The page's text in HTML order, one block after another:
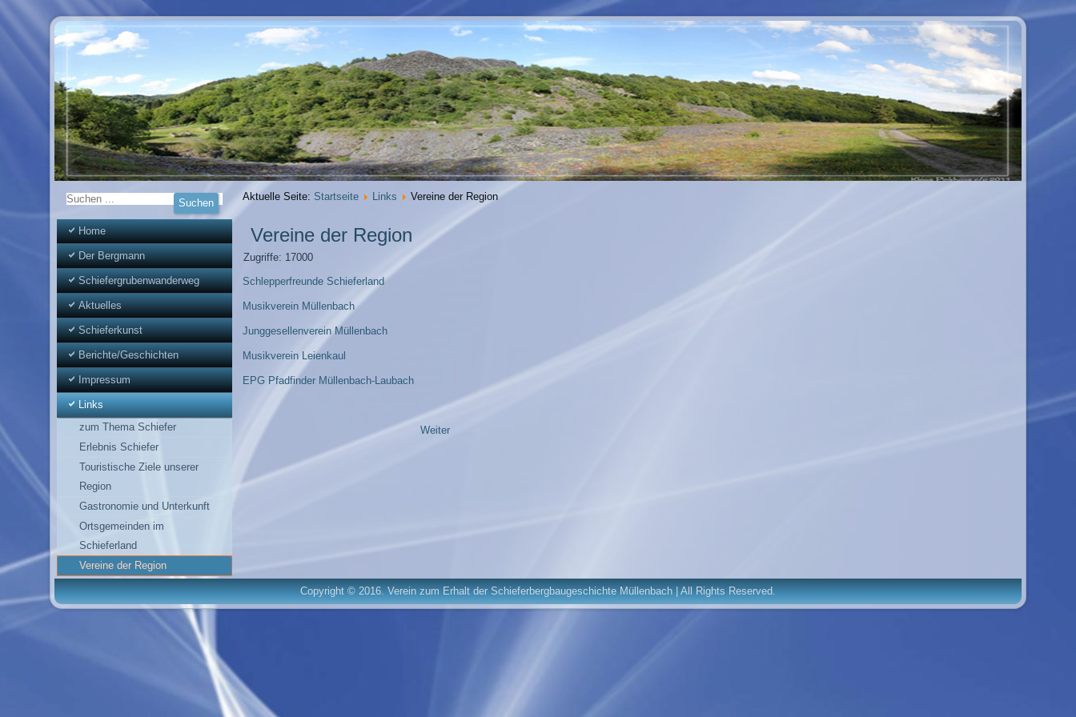
Home
Der Bergmann
Schiefergrubenwanderweg
Aktuelles
Schieferkunst
Berichte/Geschichten
Impressum
Links
zum Thema Schiefer
Erlebnis Schiefer
Touristische Ziele unserer
Region
Gastronomie und Unterkunft
Ortsgemeinden im
Schieferland
Vereine der Region
Aktuelle Seite: Startseite Links Vereine der Region
Vereine der Region
Zugriffe: 17000
Schlepperfreunde Schieferland
Musikverein Müllenbach
Junggesellenverein Müllenbach
Musikverein Leienkaul
EPG Pfadfinder Müllenbach-Laubach
Weiter
Copyright © 2016. Verein zum Erhalt der Schieferbergbaugeschichte Müllenbach | All Rights Reserved.